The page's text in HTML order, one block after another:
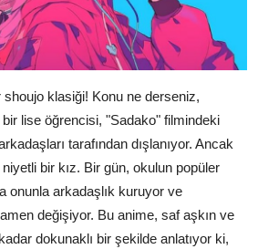
klasiği! Konu ne derseniz,
lise öğrencisi, "Sadako" filmindeki
tarafından dışlanıyor. Ancak
bir kız. Bir gün, okulun popüler
onunla arkadaşlık kuruyor ve
değişiyor. Bu anime, saf aşkın ve
dokunaklı bir şekilde anlatıyor ki,